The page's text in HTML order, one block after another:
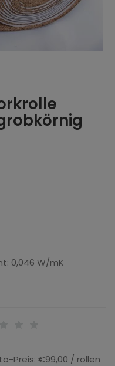
0,046 W/mK
Preis: €99,00 / rollen